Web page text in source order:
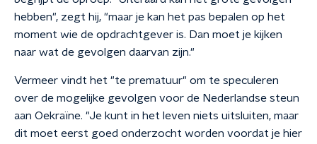
hebben", zegt hij, "maar je kan het pas bepalen op het
moment wie de opdrachtgever is. Dan moet je kijken
naar wat de gevolgen daarvan zijn."
Vermeer vindt het "te prematuur" om te speculeren
over de mogelijke gevolgen voor de Nederlandse steun
aan Oekraïne. "Je kunt in het leven niets uitsluiten, maar
dit moet eerst goed onderzocht worden voordat je hier